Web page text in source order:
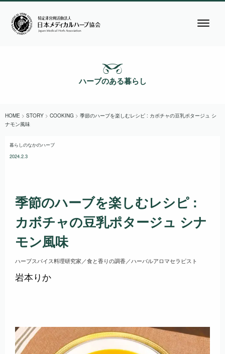
ハーブのある暮らし
HOME > STORY > COOKING > 季節のハーブを楽しむレシピ : カボチャの豆乳ポタージュ シ
ナモン風味
暮らしのなかのハーブ
2024.2.3
季節のハーブを楽しむレシピ :
カボチャの豆乳ポタージュ シナ
モン風味
ハーブスパイス料理研究家／食と香りの調香／ハーバルアロマセラピスト
岩本りか